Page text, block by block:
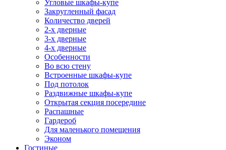
Угловые шкафы-купе
Закругленный фасад
Количество дверей
2-х дверные
3-х дверные
4-х дверные
Особенности
Во всю стену
Встроенные шкафы-купе
Под потолок
Раздвижные шкафы-купе
Открытая секция посередине
Распашные
Гардероб
Для маленького помещения
Эконом
Гостиные